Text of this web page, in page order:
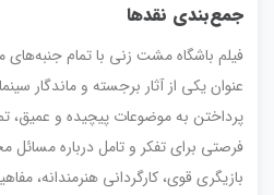
جمع‌بندی نقدها
فیلم باشگاه مشت زنی با تمام
عنوان یکی از آثار برجسته و ماندگار
پرداختن به موضوعات پیچیده و عمیق،
فرصتی برای تفکر و تامل درباره
بازیگری قوی، کارگردانی هنرمندانه،